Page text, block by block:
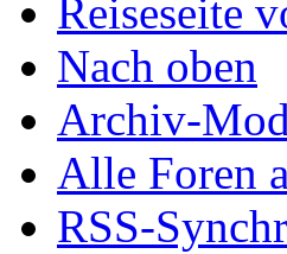
Reiseseite
Nach oben
Archiv-
Alle Foren
RSS-